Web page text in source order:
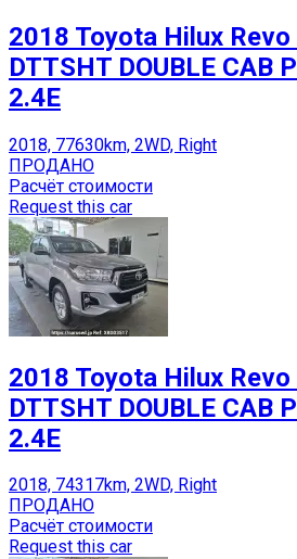
2018 Toyota Hilux Revo
DTTSHT DOUBLE CAB
2.4E
2018, 77630km, 2WD, Right
ПРОДАНО
Расчёт стоимости
Request this car
2018 Toyota Hilux Revo
DTTSHT DOUBLE CAB
2.4E
2018, 74317km, 2WD, Right
ПРОДАНО
Расчёт стоимости
Request this car